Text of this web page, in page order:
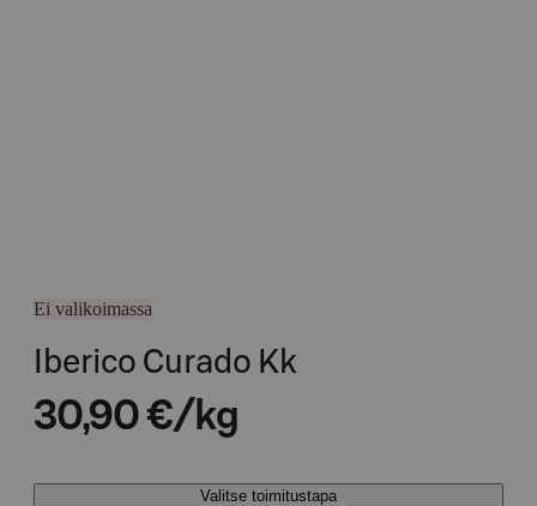
Ei valikoimassa
Iberico Curado Kk
30,90 €/kg
Valitse toimitustapa